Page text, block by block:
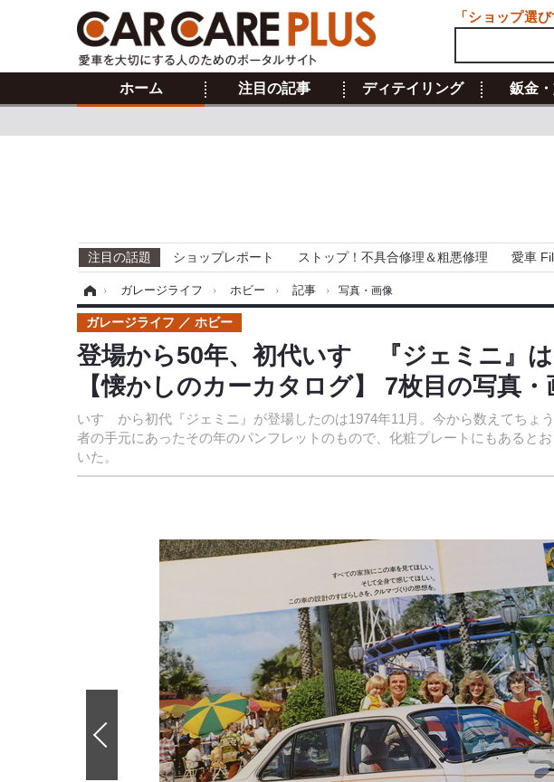
ホーム 注目の記事 ディテイリング 鈑金
注目の話題 ショップレポート ストップ！不具合修理＆粗悪修理 愛車
› ガレージライフ › ホビー › 記事 › 写真・画像
登場から50年、初代いすゞ『ジェミニ』
【懐かしのカーカタログ】 7枚目の写真・
いすゞから初代『ジェミニ』が登場したのは1974年11月。今から数えてちょ
者の手元にあったその年のパンフレットのもので、化粧プレートにもあると
いた。
ガレージライフ ホビー
「ショップ選